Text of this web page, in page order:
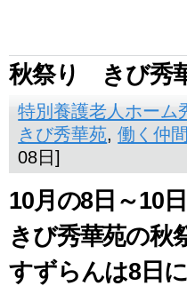
秋祭り きび秀
特別養護老人ホーム
きび秀華苑,働く仲間
08日]
10月の8日～10
きび秀華苑の秋
すずらんは8日に